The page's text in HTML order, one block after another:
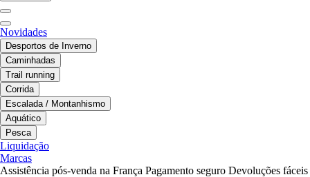
Novidades
Desportos de Inverno
Caminhadas
Trail running
Corrida
Escalada / Montanhismo
Aquático
Pesca
Liquidação
Marcas
Assistência pós-venda na França Pagamento seguro Devoluções fáceis